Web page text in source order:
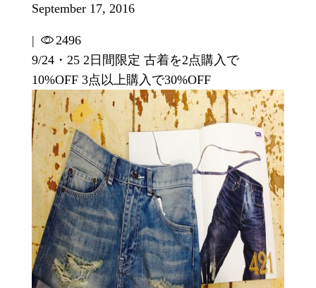
September 17, 2016
|
2496
9/24・25 2日間限定 古着を2点購入で
10%OFF 3点以上購入で30%OFF